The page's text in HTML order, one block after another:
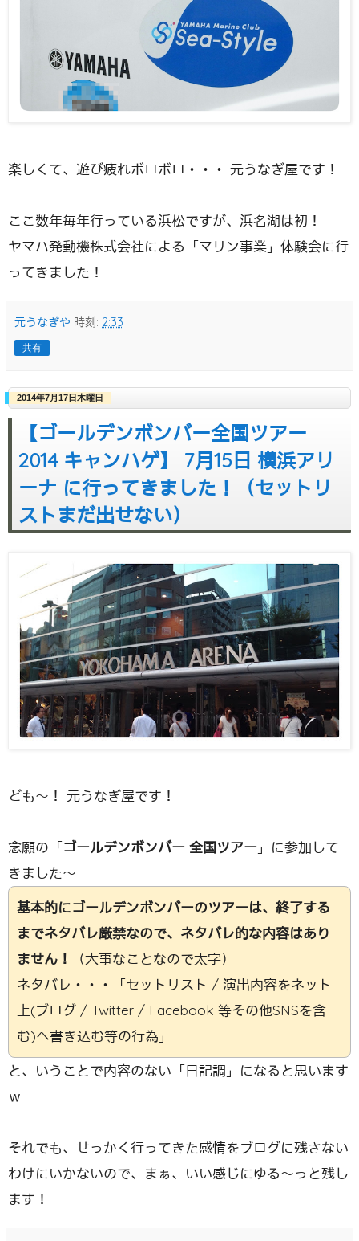
楽しくて、遊び疲れボロボロ・・・ 元うなぎ屋です！
ここ数年毎年行っている浜松ですが、浜名湖は初！
ヤマハ発動機株式会社による「マリン事業」体験会に行
ってきました！
元うなぎや 時刻: 2:33
共有
2014年7月17日木曜日
【ゴールデンボンバー全国ツアー
2014 キャンハゲ】 7月15日 横浜アリ
ーナ に行ってきました！（セットリ
ストまだ出せない）
ども〜！ 元うなぎ屋です！
念願の「ゴールデンボンバー 全国ツアー」に参加して
きました〜
基本的にゴールデンボンバーのツアーは、終了する
までネタバレ厳禁なので、ネタバレ的な内容はあり
ません！
（大事なことなので太字）
ネタバレ・・・「セットリスト / 演出内容をネット
上(ブログ / Twitter / Facebook 等その他SNSを含
む)へ書き込む等の行為」
と、いうことで内容のない「日記調」になると思います
ｗ
それでも、せっかく行ってきた感情をブログに残さない
わけにいかないので、まぁ、いい感じにゆる〜っと残し
ます！